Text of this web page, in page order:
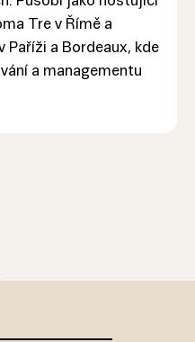
Tre v Římě a
Paříži a Bordeaux, kde
a managementu